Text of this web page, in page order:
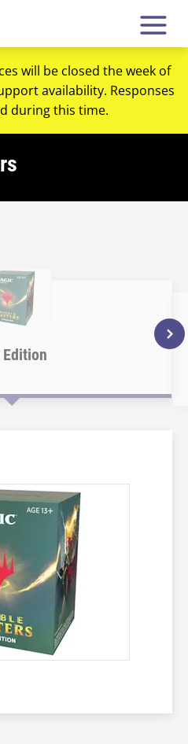
will be closed the week of
availability. Responses
during this time.